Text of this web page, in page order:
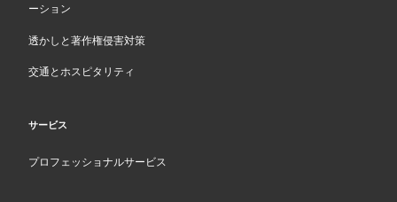
ーション
透かしと著作権侵害対策
交通とホスピタリティ
サービス
プロフェッショナルサービス